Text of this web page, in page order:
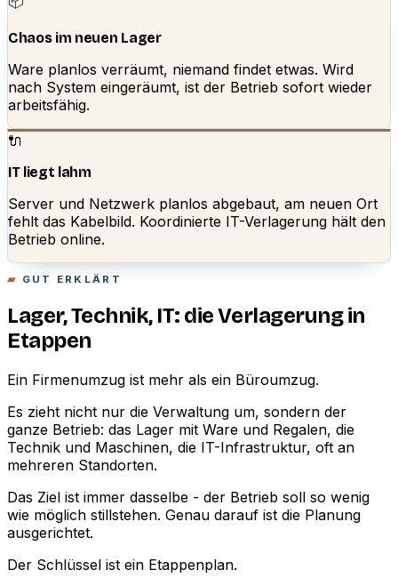
Chaos im neuen Lager
Ware planlos verräumt, niemand findet etwas. Wird
nach System eingeräumt, ist der Betrieb sofort wieder
arbeitsfähig.
🔌
IT liegt lahm
Server und Netzwerk planlos abgebaut, am neuen Ort
fehlt das Kabelbild. Koordinierte IT-Verlagerung hält den
Betrieb online.
GUT ERKLÄRT
Lager, Technik, IT: die Verlagerung in
Etappen
Ein Firmenumzug ist mehr als ein Büroumzug.
Es zieht nicht nur die Verwaltung um, sondern der
ganze Betrieb: das Lager mit Ware und Regalen, die
Technik und Maschinen, die IT-Infrastruktur, oft an
mehreren Standorten.
Das Ziel ist immer dasselbe - der Betrieb soll so wenig
wie möglich stillstehen. Genau darauf ist die Planung
ausgerichtet.
Der Schlüssel ist ein Etappenplan.